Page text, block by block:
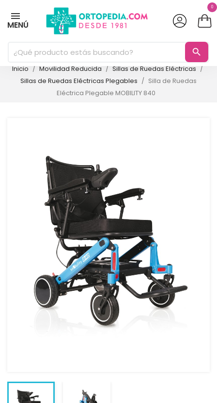
MENÚ
0
search
Inicio Movilidad Reducida
Sillas de Ruedas Eléctricas
Sillas de Ruedas Eléctricas Plegables
Silla de Ruedas
Eléctrica Plegable MOBILITY 840